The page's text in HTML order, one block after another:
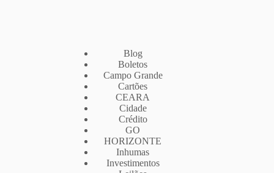
Blog
Boletos
Campo Grande
Cartões
CEARA
Cidade
Crédito
GO
HORIZONTE
Inhumas
Investimentos